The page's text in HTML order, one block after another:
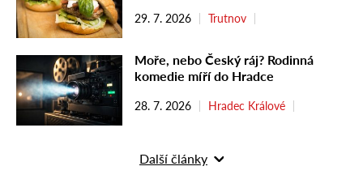
29. 7. 2026 Trutnov
Moře, nebo Český ráj? Rodinná
komedie míří do Hradce
28. 7. 2026 Hradec Králové
Další články